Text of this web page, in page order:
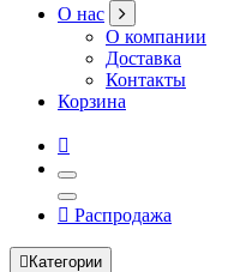
О нас
О компании
Доставка
Контакты
Корзина
Распродажа
Категории